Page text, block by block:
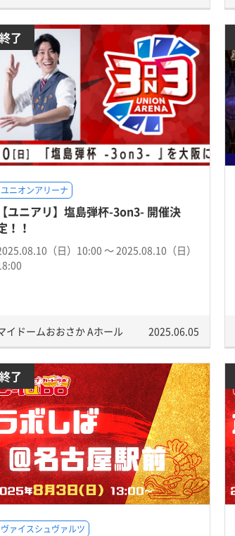
終了
ユニオンアリーナ
【ユニアリ】塩島弾杯-3on3- 開催決
！！
（日）10:00 〜 2025.08.10（日）
イドームおおさか Aホール 2025.06.05
終了
ヴァイスシュヴァルツ